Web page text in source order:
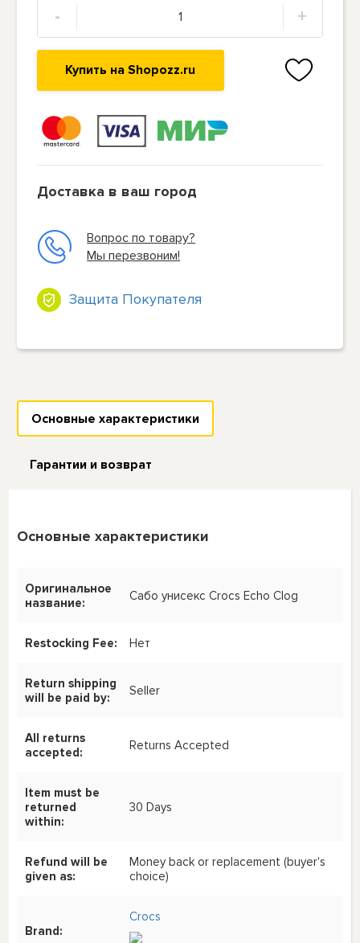
- +
Купить на Shopozz.ru
Доставка в ваш город
Вопрос по товару?
Мы перезвоним!
Защита Покупателя
Основные характеристики
Гарантии и возврат
Основные характеристики
Оригинальное
название:
Сабо унисекс Crocs Echo Clog
Restocking Fee: Нет
Return shipping
will be paid by:
Seller
All returns
accepted:
Returns Accepted
Item must be
returned
within:
30 Days
Refund will be
given as:
Money back or replacement (buyer's
choice)
Brand:
Crocs